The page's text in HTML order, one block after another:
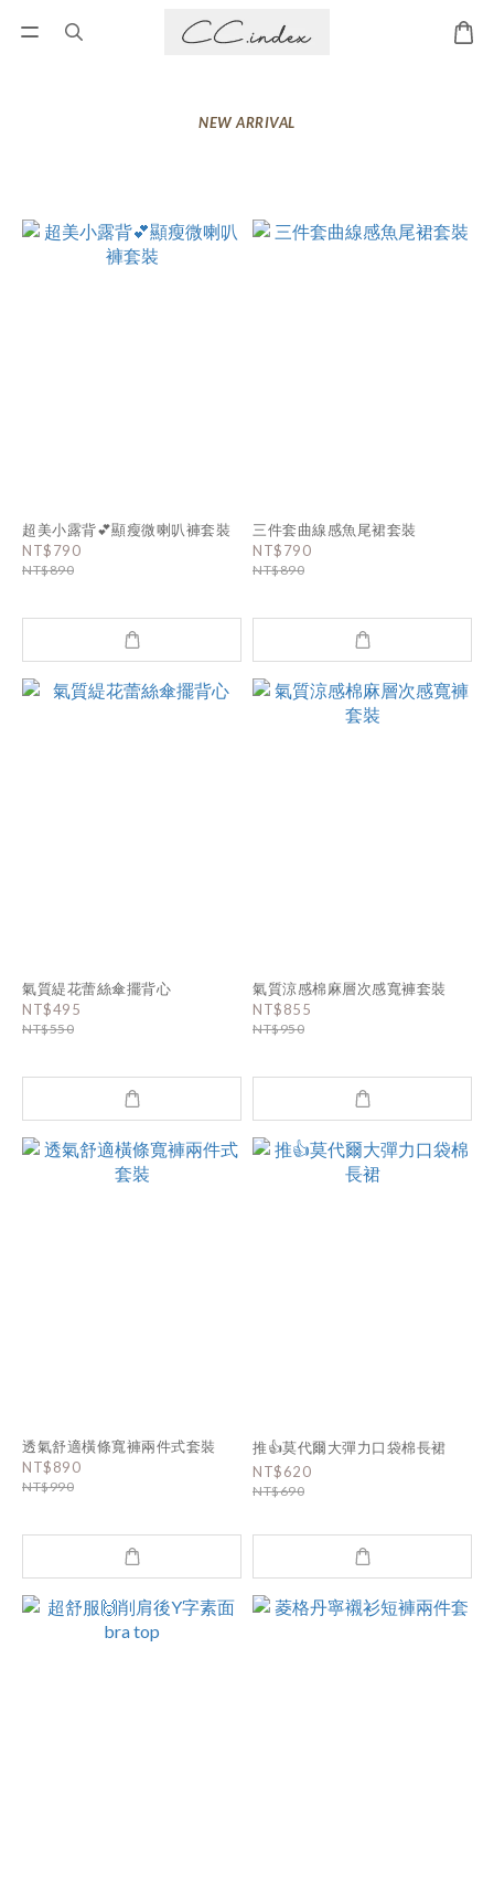
NEW ARRIVAL
超美小露背💕顯瘦微喇叭褲套裝
NT$790
NT$890
三件套曲線感魚尾裙套裝
NT$790
NT$890
氣質緹花蕾絲傘擺背心
NT$495
NT$550
氣質涼感棉麻層次感寬褲套裝
NT$855
NT$950
透氣舒適橫條寬褲兩件式套裝
NT$890
NT$990
推👍莫代爾大彈力口袋棉長裙
NT$620
NT$690